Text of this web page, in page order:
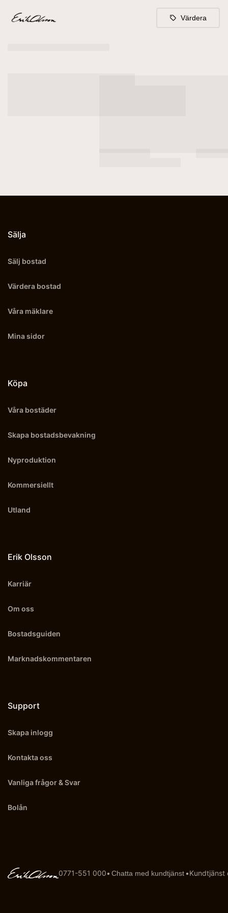
Värdera
Sälja
Sälj bostad
Värdera bostad
Våra mäklare
Mina sidor
Köpa
Våra bostäder
Skapa bostadsbevakning
Nyproduktion
Kommersiellt
Utland
Erik Olsson
Karriär
Om oss
Bostadsguiden
Marknadskommentaren
Support
Skapa inlogg
Kontakta oss
Vanliga frågor & Svar
Bolån
0771-551 000• Chatta med kundtjänst•Kundtjänst